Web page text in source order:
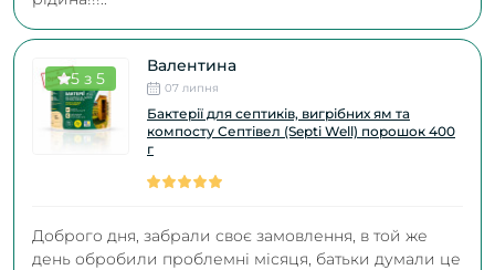
5 з 5
Валентина
07 липня
Бактерії для септиків, вигрібних ям та
компосту Септівел (Septi Well) порошок 400
г
Доброго дня, забрали своє замовлення, в той же
день обробили проблемні місяця, батьки думали це